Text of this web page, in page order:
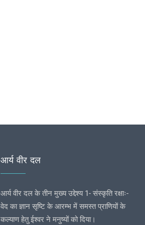
आर्य वीर दल
आर्य वीर दल के तीन मुख्य उद्देश्य 1- संस्कृति रक्षाः-
वेद का ज्ञान सृष्टि के आरम्भ में समस्त प्राणियों के
कल्याण हेतु ईश्वर ने मनुष्यों को दिया।